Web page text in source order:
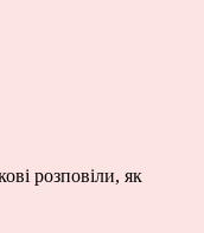
розповіли, як